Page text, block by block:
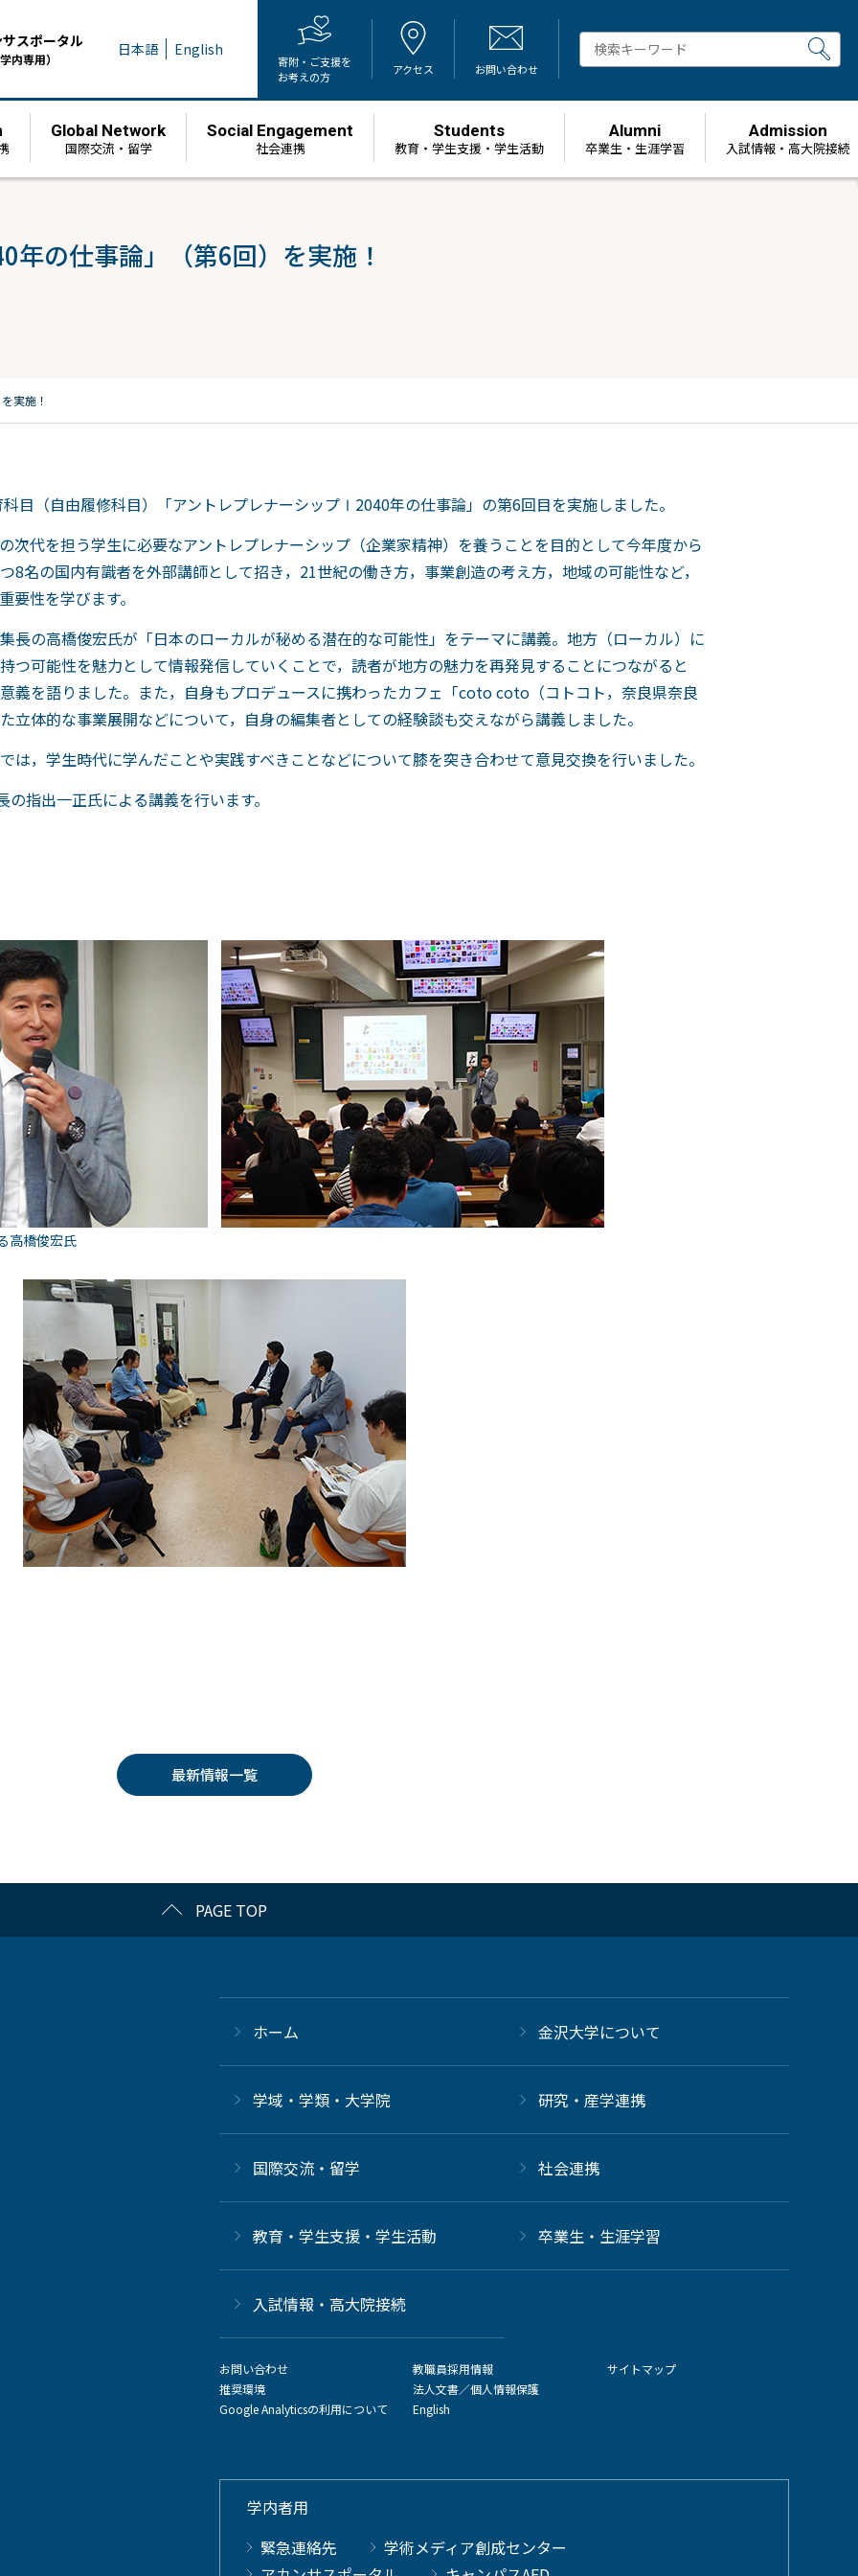
スポータル
学内専用） 日本語 English
寄附・ご支援を
お考えの方
アクセス お問い合わせ
Global Network
国際交流・留学
Social Engagement
社会連携
Students
教育・学生支援・学生活動
Alumni
卒業生・生涯学習
Admission
⼊試情報・高大院接続
年の仕事論」（第6回）を実施！
実施！
目（自由履修科目）「アントレプレナーシップⅠ2040年の仕事論」の第6回目を実施しました。
次代を担う学生に必要なアントレプレナーシップ（企業家精神）を養うことを目的として今年度から
8名の国内有識者を外部講師として招き，21世紀の働き方，事業創造の考え方，地域の可能性など，
要性を学びます。
長の高橋俊宏氏が「日本のローカルが秘める潜在的な可能性」をテーマに講義。地方（ローカル）に
つ可能性を魅力として情報発信していくことで，読者が地方の魅力を再発見することにつながると
義を語りました。また，自身もプロデュースに携わったカフェ「coto coto（コトコト，奈良県奈良
立体的な事業展開などについて，自身の編集者としての経験談も交えながら講義しました。
は，学生時代に学んだことや実践すべきことなどについて膝を突き合わせて意見交換を行いました。
指出一正氏による講義を行います。
高橋俊宏氏
最新情報一覧
PAGE TOP
ホーム 金沢大学について
学域・学類・大学院 研究・産学連携
国際交流・留学 社会連携
教育・学生支援・学生活動 卒業生・生涯学習
⼊試情報・高大院接続
お問い合わせ
推奨環境
Google Analyticsの利用について
教職員採用情報
法人文書／個人情報保護
English
サイトマップ
学内者用
緊急連絡先
学術メディア創成センター